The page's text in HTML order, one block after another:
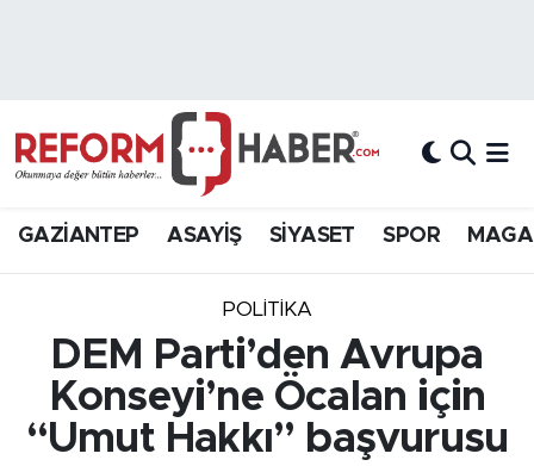
GAZİANTEP ASAYİŞ SİYASET SPOR
POLİTİKA
DEM Parti’den Avrupa
Konseyi’ne Öcalan için
“Umut Hakkı” başvurusu
Hava Durumu
Süper Lig Puan Durumu ve Fikstür
Son Dakika Haberleri
Haber Arşivi